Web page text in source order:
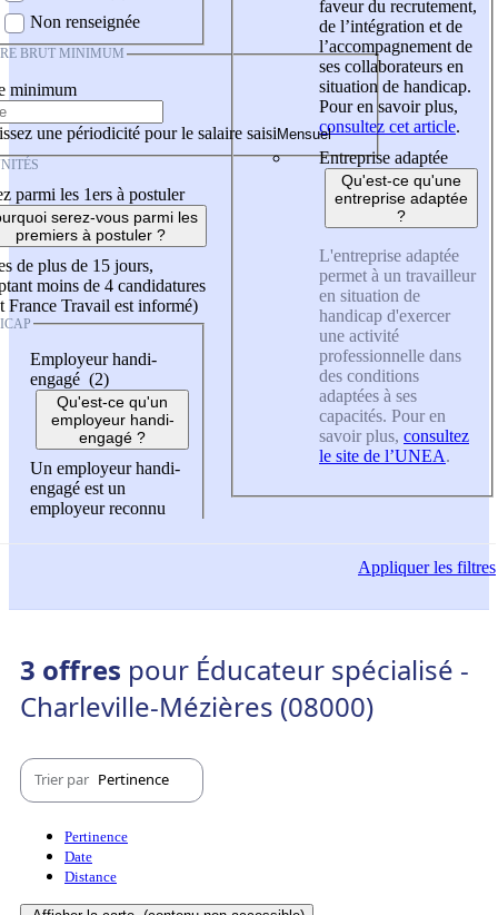
Non renseignée
BRUT MINIMUM
minimum
une périodicité pour le salaire saisi
parmi les 1ers à postuler
serez-vous parmi les
premiers à postuler ?
de plus de 15 jours,
moins de 4 candidatures
France Travail est informé)
Employeur handi-
engagé (2)
Qu'est-ce qu'un
employeur handi-
engagé ?
Un employeur handi-
engagé est un
employeur reconnu
faveur du recrutement,
de l’intégration et de
l’accompagnement de
ses collaborateurs en
situation de handicap.
Pour en savoir plus,
consultez cet article.
Entreprise adaptée
Qu'est-ce qu'une
entreprise adaptée
?
L'entreprise adaptée
permet à un travailleur
en situation de
handicap d'exercer
une activité
professionnelle dans
des conditions
adaptées à ses
capacités. Pour en
savoir plus, consultez
le site de l’UNEA.
Appliquerles filtres
3 offres pour Éducateur spécialisé -
Charleville-Mézières (08000)
Trier par Pertinence
Pertinence
Date
Distance